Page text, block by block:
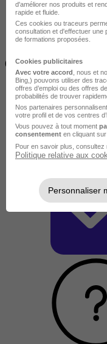
(14h)
d'améliorer nos produits et
rapide et fluide.
Ces cookies ou traceurs
consultation et d'effectuer une
de formations proposées.
Cookies publicitaires
Avec votre accord , nous et
Bing,) pouvons utiliser des
offres d’emploi ou des offres
probabilités de trouver
Nos partenaires
votre profil et de vos centres
Vous pouvez à tout moment
consentement en cliquant
Pour en savoir plus, consultez
Politique relative aux
Personnaliser